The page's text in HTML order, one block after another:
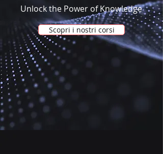
Unlock the Power of Knowledge
Scopri i nostri corsi